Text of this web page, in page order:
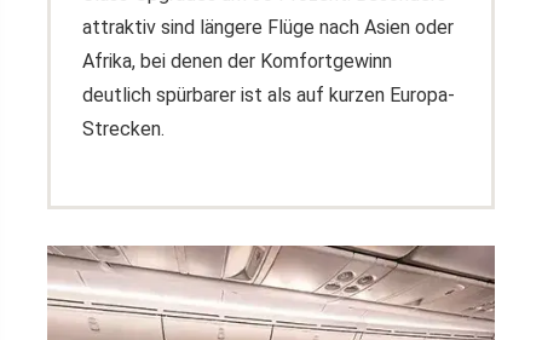
attraktiv sind längere Flüge nach Asien oder
Afrika, bei denen der Komfortgewinn
deutlich spürbarer ist als auf kurzen Europa-
Strecken.